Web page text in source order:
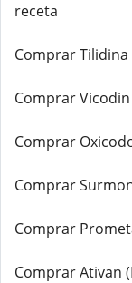
receta
Comprar
Comprar
Comprar
Comprar
Comprar
Comprar Ativan